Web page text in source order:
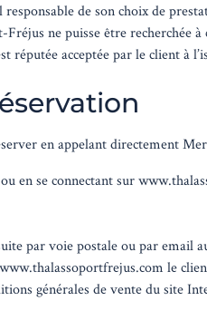
responsable de son choix de
ne puisse être recherchée à
réputée acceptée par le client à
en appelant directement
en se connectant sur
par voie postale ou par
le
générales de vente du site